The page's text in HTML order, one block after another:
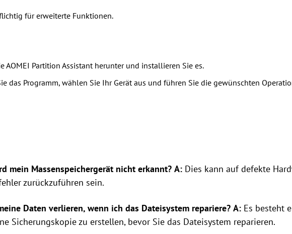
für erweiterte Funktionen.
AOMEI Partition Assistant herunter und installieren Sie es.
das Programm, wählen Sie Ihr Gerät aus und führen Sie die gewünschten
mein Massenspeichergerät nicht erkannt? A: Dies kann auf defekte
zurückzuführen sein.
Daten verlieren, wenn ich das Dateisystem repariere? A: Es besteht
Sicherungskopie zu erstellen, bevor Sie das Dateisystem reparieren.